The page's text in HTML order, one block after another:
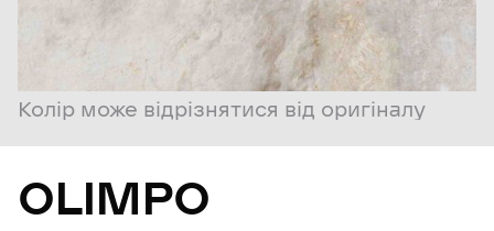
Колір може відрізнятися від оригіналу
OLIMPO